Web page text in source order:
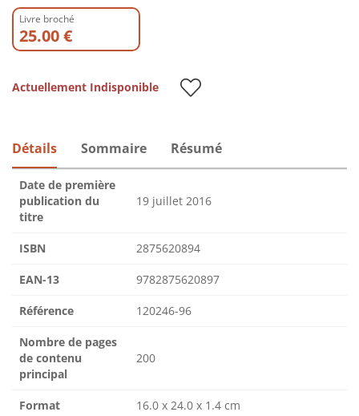
Livre broché
25.00 €
Actuellement Indisponible
Détails Sommaire Résumé
Date de première
publication du
titre
19 juillet 2016
ISBN 2875620894
EAN-13 9782875620897
Référence 120246-96
Nombre de pages
de contenu
principal
200
Format 16.0 x 24.0 x 1.4 cm